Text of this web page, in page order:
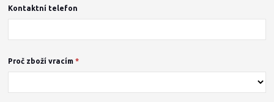
Kontaktní telefon
Proč zboží vracím*